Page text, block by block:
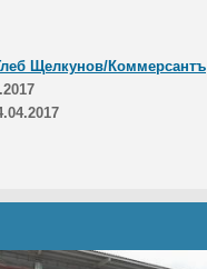
Щелкунов/Коммерсантъ